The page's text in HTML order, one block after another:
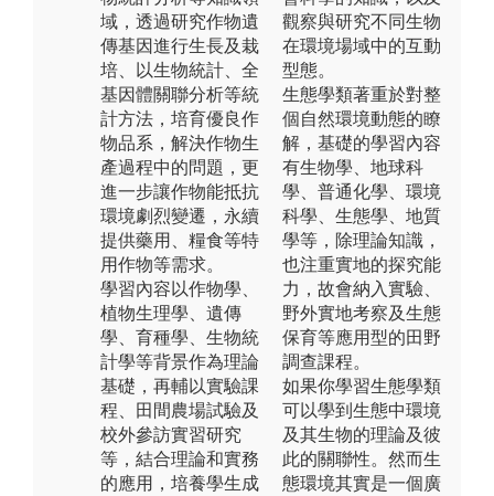
域，透過研究作物遺
傳基因進行生長及栽
培、以生物統計、全
基因體關聯分析等統
計方法，培育優良作
物品系，解決作物生
產過程中的問題，更
進一步讓作物能抵抗
環境劇烈變遷，永續
提供藥用、糧食等特
用作物等需求。
學習內容以作物學、
植物生理學、遺傳
學、育種學、生物統
計學等背景作為理論
基礎，再輔以實驗課
程、田間農場試驗及
校外參訪實習研究
等，結合理論和實務
的應用，培養學生成
觀察與研究不同生物
在環境場域中的互動
型態。
生態學類著重於對整
個自然環境動態的瞭
解，基礎的學習內容
有生物學、地球科
學、普通化學、環境
科學、生態學、地質
學等，除理論知識，
也注重實地的探究能
力，故會納入實驗、
野外實地考察及生態
保育等應用型的田野
調查課程。
如果你學習生態學類
可以學到生態中環境
及其生物的理論及彼
此的關聯性。然而生
態環境其實是一個廣